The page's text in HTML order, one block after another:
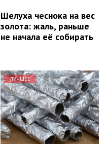
Шелуха чеснока на вес
золота: жаль, раньше
не начала её собирать
ЛУЧШЕЕ